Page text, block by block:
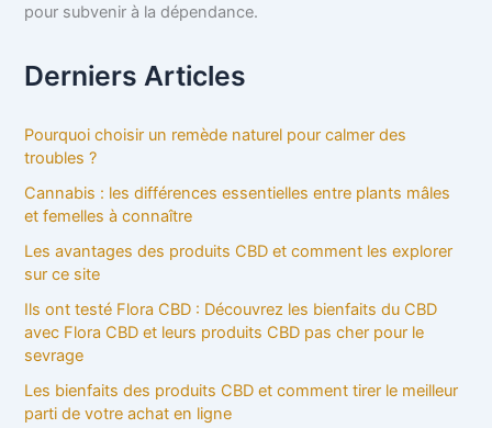
pour subvenir à la dépendance.
Derniers Articles
Pourquoi choisir un remède naturel pour calmer des
troubles ?
Cannabis : les différences essentielles entre plants mâles
et femelles à connaître
Les avantages des produits CBD et comment les explorer
sur ce site
Ils ont testé Flora CBD : Découvrez les bienfaits du CBD
avec Flora CBD et leurs produits CBD pas cher pour le
sevrage
Les bienfaits des produits CBD et comment tirer le meilleur
parti de votre achat en ligne